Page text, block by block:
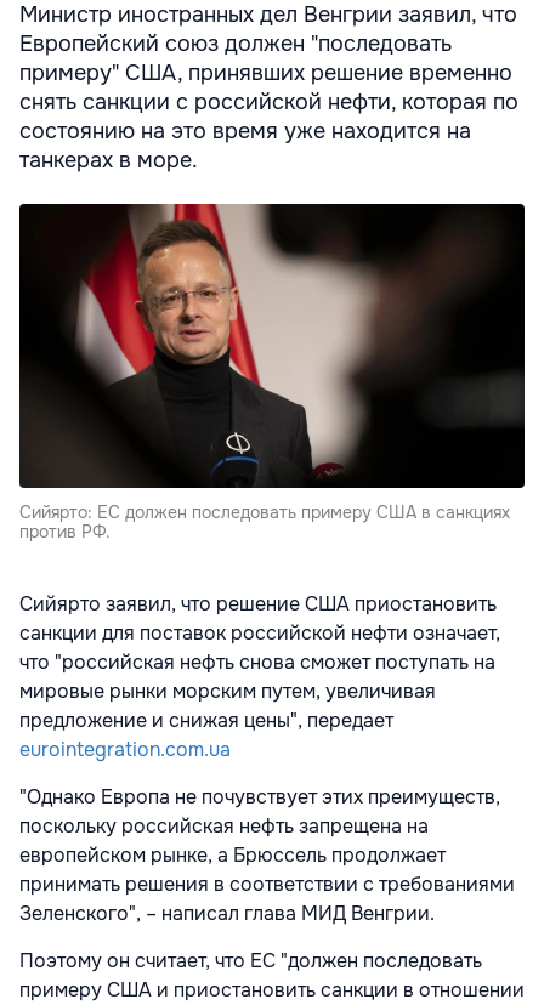
Министр иностранных дел Венгрии заявил, что
Европейский союз должен "последовать
примеру" США, принявших решение временно
снять санкции с российской нефти, которая по
состоянию на это время уже находится на
танкерах в море.
Сийярто: ЕС должен последовать примеру США в санкциях
против РФ.
Сийярто заявил, что решение США приостановить
санкции для поставок российской нефти означает,
что "российская нефть снова сможет поступать на
мировые рынки морским путем, увеличивая
предложение и снижая цены", передает
eurointegration.com.ua
"Однако Европа не почувствует этих преимуществ,
поскольку российская нефть запрещена на
европейском рынке, а Брюссель продолжает
принимать решения в соответствии с требованиями
Зеленского", – написал глава МИД Венгрии.
Поэтому он считает, что ЕС "должен последовать
примеру США и приостановить санкции в отношении